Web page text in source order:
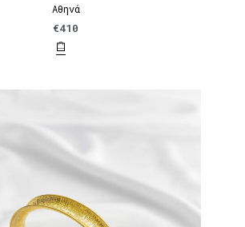
Αθηνά
€410